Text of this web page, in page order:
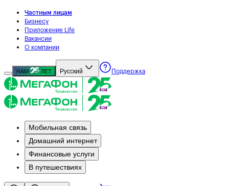
Частным лицам
Бизнесу
Приложение Life
Вакансии
О компании
НАМ ЛЕТ Русский Поддержка
Мобильная связь
Домашний интернет
Финансовые услуги
В путешествиях